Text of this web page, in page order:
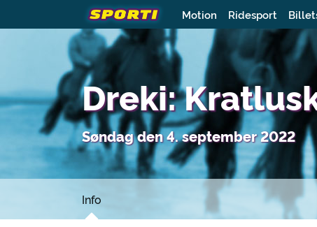
Motion Ridesport
Dreki:
Søndag den 4. september 2022
Info